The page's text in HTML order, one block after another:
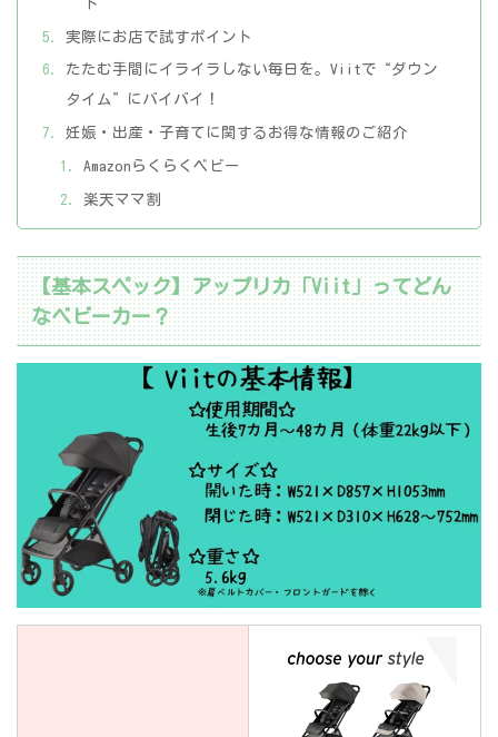
ト
実際にお店で試すポイント
たたむ手間にイライラしない毎日を。Viitで“ダウン
タイム”にバイバイ！
妊娠・出産・子育てに関するお得な情報のご紹介
Amazonらくらくベビー
楽天ママ割
【基本スペック】アップリカ「Viit」ってどん
なベビーカー？